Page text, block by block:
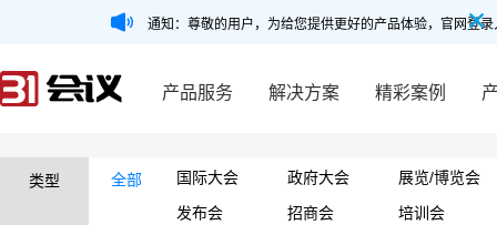
通知：尊敬的用户，为给您提供更好的产品体验，官网登
产品服务 解决方案 精彩案例
类型 全部 国际大会 政府大会
展览/博览会
发布会
招商会 培训会